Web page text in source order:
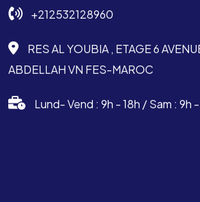
+212532128960
RES AL YOUBIA , ETAGE 6
ABDELLAH VN FES-MAROC
Lund- Vend : 9h - 18h / Sam : 9h -